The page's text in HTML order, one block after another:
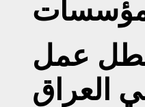
عمل
العراق